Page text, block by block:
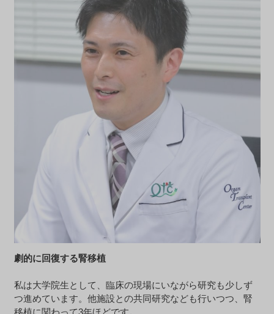
劇的に回復する腎移植
私は大学院生として、臨床の現場にいながら研究も少しず
つ進めています。他施設との共同研究なども行いつつ、腎